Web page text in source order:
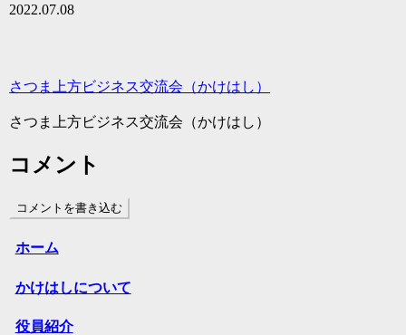
2022.07.08
さつま上方ビジネス交流会（かけはし）
さつま上方ビジネス交流会（かけはし）
コメント
コメントを書き込む
ホーム
かけはしについて
役員紹介